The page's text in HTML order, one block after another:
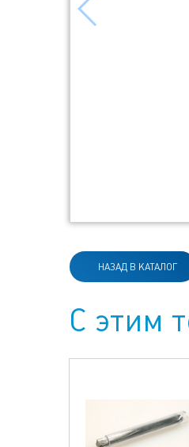
НАЗАД В КАТАЛОГ
С этим